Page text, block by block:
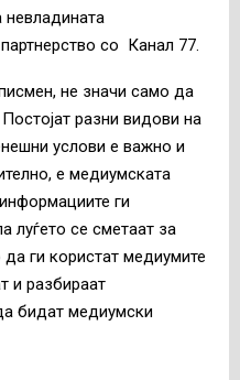
невладината
со Канал 77.
не значи само да
разни видови на
услови е важно и
е медиумската
ги
луѓето се сметаат за
ги користат медиумите
и разбираат
бидат медиумски